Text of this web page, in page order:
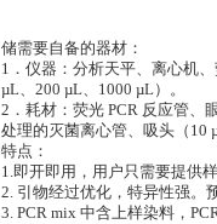
储需要自备的器材：
1．仪器：分析天平、离心机
µL、200 µL、1000 µL）。
2．耗材：荧光 PCR 反应管、
处理的灭菌离心管、吸头（10
特点：
1.即开即用，用户只需要提供
2. 引物经过优化，特异性强。
3. PCR mix 中含上样染料，